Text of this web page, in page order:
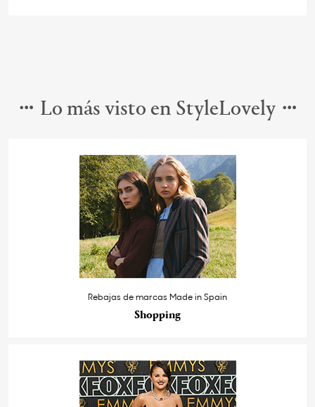
Lo más visto en StyleLovely
Rebajas de marcas Made in Spain
Shopping